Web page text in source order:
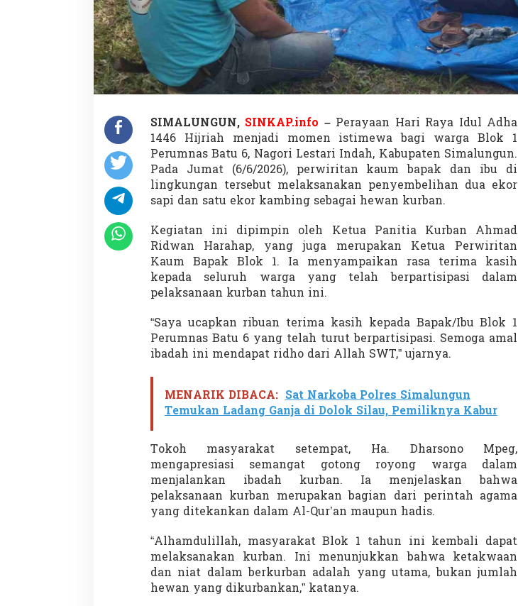
a
n
W
a
g
a
B
o
1
P
e
r
u
m
a
s
B
SIMALUNGUN, SINKAP.info –Perayaan Hari Raya Idul Adha
1446 Hijriah menjadi momen istimewa bagi warga Blok 1
Perumnas Batu 6, Nagori Lestari Indah, Kabupaten Simalungun.
Pada Jumat (6/6/2026), perwiritan kaum bapak dan ibu di
lingkungan tersebut melaksanakan penyembelihan dua ekor
sapi dan satu ekor kambing sebagai hewan kurban.
Kegiatan ini dipimpin oleh Ketua Panitia Kurban Ahmad
Ridwan Harahap, yang juga merupakan Ketua Perwiritan
Kaum Bapak Blok 1. Ia menyampaikan rasa terima kasih
kepada seluruh warga yang telah berpartisipasi dalam
pelaksanaan kurban tahun ini.
“Saya ucapkan ribuan terima kasih kepada Bapak/Ibu Blok 1
Perumnas Batu 6 yang telah turut berpartisipasi. Semoga amal
ibadah ini mendapat ridho dari Allah SWT,” ujarnya.
MENARIK DIBACA: Sat Narkoba Polres Simalungun
Temukan Ladang Ganja di Dolok Silau, Pemiliknya Kabur
Tokoh masyarakat setempat, Ha. Dharsono Mpeg,
mengapresiasi semangat gotong royong warga dalam
menjalankan ibadah kurban. Ia menjelaskan bahwa
pelaksanaan kurban merupakan bagian dari perintah agama
yang ditekankan dalam Al-Qur’an maupun hadis.
“Alhamdulillah, masyarakat Blok 1 tahun ini kembali dapat
melaksanakan kurban. Ini menunjukkan bahwa ketakwaan
dan niat dalam berkurban adalah yang utama, bukan jumlah
hewan yang dikurbankan,” katanya.